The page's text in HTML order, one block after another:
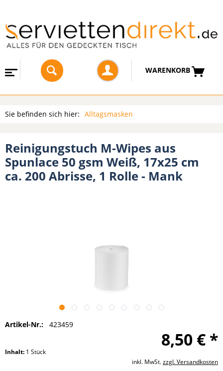
WARENKORB
Sie befinden sich hier: Alltagsmasken
Reinigungstuch M-Wipes aus
Spunlace 50 gsm Weiß, 17x25 cm
ca. 200 Abrisse, 1 Rolle - Mank
Artikel-Nr.: 423459
8,50 € *
Inhalt: 1 Stück
inkl. MwSt.zzgl. Versandkosten